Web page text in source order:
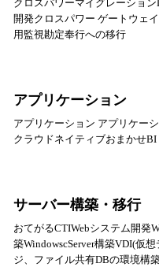
クロスパワーマイグレーショ
開発クロスパワー ゲートウェ
用監視勘定奉行への移行
アプリケーション
アプリケーション アプリケー
クラウドネイティブおまかせ
サーバー構築・移行
おてがるCTIWebシステム開発
築WindowscServer構築VDI(仮
ジ、ファイル共有DBの環境構